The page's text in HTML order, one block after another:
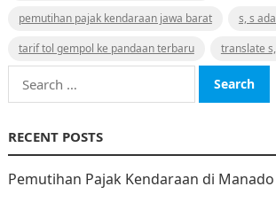
pemutihan pajak kendaraan jawa barat
s, s
tarif tol gempol ke pandaan terbaru
translate
Search
for:
RECENT POSTS
Pemutihan Pajak Kendaraan di